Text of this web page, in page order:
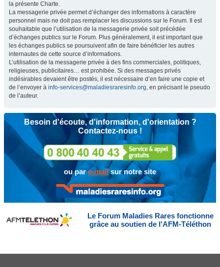
la présente Charte.
La messagerie privée permet d’échanger des informations à caractère
personnel mais ne doit pas remplacer les discussions sur le Forum. Il est
souhaitable que l’utilisation de la messagerie privée soit précédée
d’échanges publics sur le Forum. Plus généralement, il est important que
les échanges publics se poursuivent afin de faire bénéficier les autres
internautes de cette source d’informations.
L’utilisation de la messagerie privée à des fins commerciales, politiques,
religieuses, publicitaires… est prohibée. Si des messages privés
indésirables devaient être postés, il est nécessaire d’en faire une copie et
de l’envoyer à info-services@maladiesraresinfo.org, en précisant le pseudo
de l’auteur.
Besoin d'écoute, d'information, d'orientation ?
Contactez-nous !
ou pare-mailsur notre site
Le Forum Maladies Rares fonctionne
grâce au soutien de l'AFM-Téléthon